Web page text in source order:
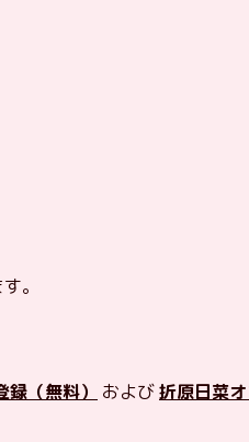
。
（無料） および折原日菜